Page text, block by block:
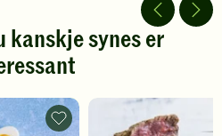
stjerner.
Klikk
gi
kanskje synes er
Hvordan